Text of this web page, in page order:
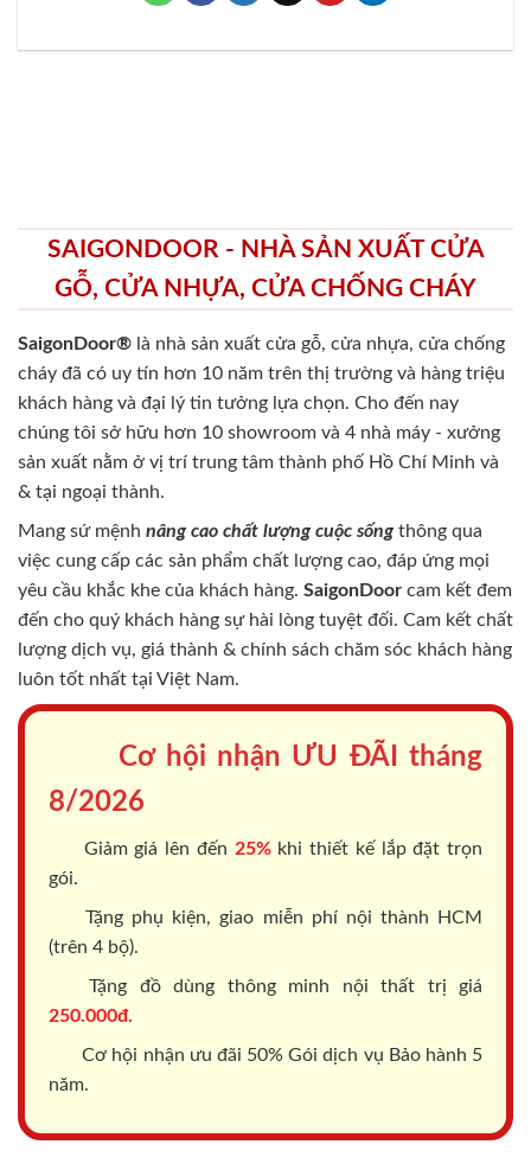
SAIGONDOOR - NHÀ SẢN XUẤT CỬA
GỖ, CỬA NHỰA, CỬA CHỐNG CHÁY
SaigonDoor® là nhà sản xuất cửa gỗ, cửa nhựa, cửa chống
cháy đã có uy tín hơn 10 năm trên thị trường và hàng triệu
khách hàng và đại lý tin tưởng lựa chọn. Cho đến nay
chúng tôi sở hữu hơn 10 showroom và 4 nhà máy - xưởng
sản xuất nằm ở vị trí trung tâm thành phố Hồ Chí Minh và
& tại ngoại thành.
Mang sứ mệnh nâng cao chất lượng cuộc sốngthông qua
việc cung cấp các sản phẩm chất lượng cao, đáp ứng mọi
yêu cầu khắc khe của khách hàng. SaigonDoor cam kết đem
đến cho quý khách hàng sự hài lòng tuyệt đối. Cam kết chất
lượng dịch vụ, giá thành & chính sách chăm sóc khách hàng
luôn tốt nhất tại Việt Nam.
Cơ hội nhận ƯU ĐÃI tháng
8/2026
Giảm giá lên đến 25%khi thiết kế lắp đặt trọn
gói.
Tặng phụ kiện, giao miễn phí nội thành HCM
(trên 4 bộ).
Tặng đồ dùng thông minh nội thất trị giá
250.000đ.
Cơ hội nhận ưu đãi 50% Gói dịch vụ Bảo hành 5
năm.